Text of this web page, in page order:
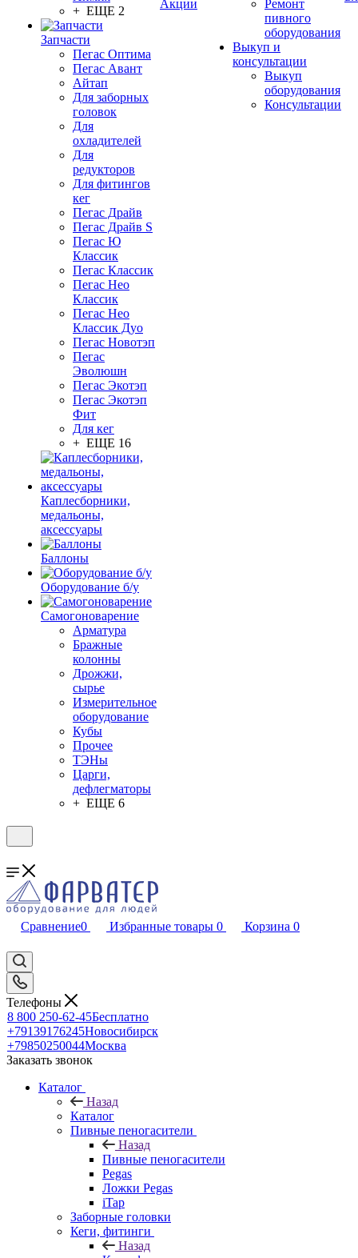
+ ЕЩЕ 2
Запчасти
Пегас Оптима
Пегас Авант
Айтап
Для заборных
головок
Для
охладителей
Для
редукторов
Для фитингов
кег
Пегас Драйв
Пегас Драйв S
Пегас Ю
Классик
Пегас Классик
Пегас Нео
Классик
Пегас Нео
Классик Дуо
Пегас Новотэп
Пегас
Эволюшн
Пегас Экотэп
Пегас Экотэп
Фит
Для кег
+ ЕЩЕ 16
Каплесборники,
медальоны,
аксессуары
Баллоны
Оборудование б/у
Самогоноварение
Арматура
Бражные
колонны
Дрожжи,
сырье
Измерительное
оборудование
Кубы
Прочее
ТЭНы
Царги,
дефлегматоры
+ ЕЩЕ 6
Акции
Ремонт
пивного
оборудования
Выкуп и
консультации
Выкуп
оборудования
Консультации
Сравнение0 Избранные товары 0 Корзина 0
Телефоны
8 800 250-62-45Бесплатно
+79139176245Новосибирск
+79850250044Москва
Заказать звонок
Каталог
Назад
Каталог
Пивные пеногасители
Назад
Пивные пеногасители
Pegas
Ложки Pegas
iTap
Заборные головки
Кеги, фитинги
Назад